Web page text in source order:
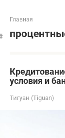
Главная
условия и
Тигуан (Tiguan)